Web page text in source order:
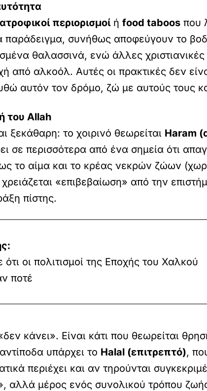
περιορισμοίή food taboos που
παράδειγμα, συνήθως αποφεύγουν το
θαλασσινά, ενώ άλλες
από αλκοόλ. Αυτές οι πρακτικές δεν
αυτόν τον δρόμο, ζώ με αυτούς τους
του Allah
ξεκάθαρη: το χοιρινό θεωρείται Haram
σε περισσότερα από ένα σημεία ότι
το αίμα και το κρέας νεκρών ζώων
«επιβεβαίωση» από την
πίστης.
οι πολιτισμοί της Εποχής του Χαλκού
ποτέ
κάνει». Είναι κάτι που θεωρείται
υπάρχει το Halal (επιτρεπτό),
περιέχει και αν τηρούνται
αλλά μέρος ενός συνολικού τρόπου